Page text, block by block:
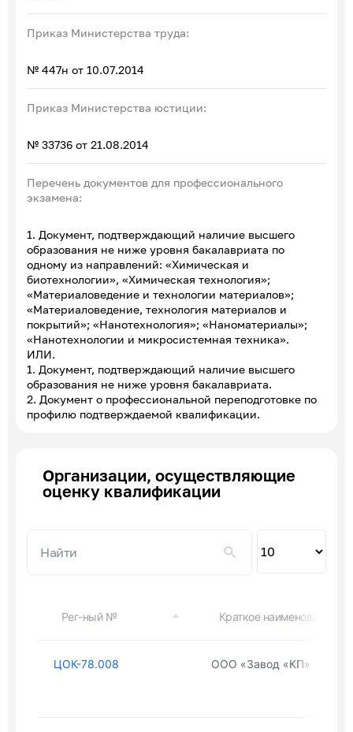
Приказ Министерства труда:
№ 447н от 10.07.2014
Приказ Министерства юстиции:
№ 33736 от 21.08.2014
Перечень документов для профессионального
экзамена:
1. Документ, подтверждающий наличие высшего
образования не ниже уровня бакалавриата по
одному из направлений: «Химическая и
биотехнологии», «Химическая технология»;
«Материаловедение и технологии материалов»;
«Материаловедение, технология материалов и
покрытий»; «Нанотехнология»; «Наноматериалы»;
«Нанотехнологии и микросистемная техника».
ИЛИ.
1. Документ, подтверждающий наличие высшего
образования не ниже уровня бакалавриата.
2. Документ о профессиональной переподготовке по
профилю подтверждаемой квалификации.
Организации, осуществляющие
оценку квалификации
Рег-ный № Краткое наименование
ЦОК-78.008 ООО «Завод «КП»